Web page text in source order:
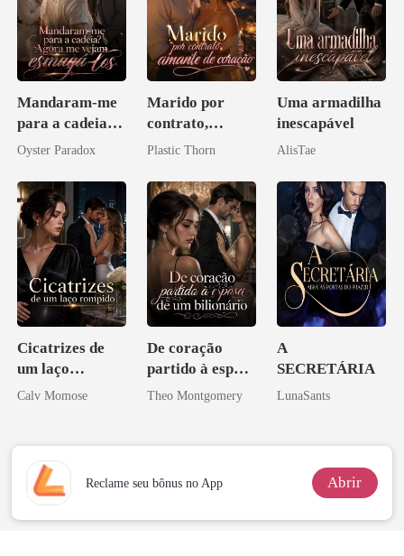
Mandaram-me
para a cadeia?
Agora me
los
Oyster Paradox
Marido por
contrato,
amante de
Plastic Thorn
Uma armadilha
inescapável
AlisTae
Cicatrizes de
um laço
rompido
Calv Momose
De coração
partido à esposa
de um bilionário
Theo Montgomery
A
SECRETÁRIA
LunaSants
Reclame seu bônus no App Abrir